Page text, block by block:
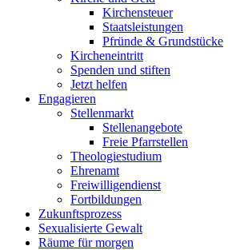
Kirchensteuer
Staatsleistungen
Pfründe & Grundstücke
Kircheneintritt
Spenden und stiften
Jetzt helfen
Engagieren
Stellenmarkt
Stellenangebote
Freie Pfarrstellen
Theologiestudium
Ehrenamt
Freiwilligendienst
Fortbildungen
Zukunftsprozess
Sexualisierte Gewalt
Räume für morgen